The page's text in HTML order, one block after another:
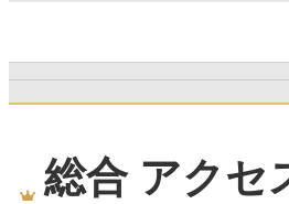
総合 アクセ